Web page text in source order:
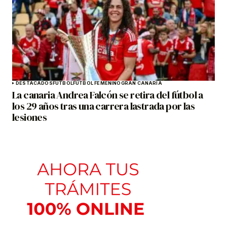
DESTACADOS FÚTBOLFÚTBOL FEMENINOGRAN CANARIA
La canaria Andrea Falcón se retira del fútbol a
los 29 años tras una carrera lastrada por las
lesiones